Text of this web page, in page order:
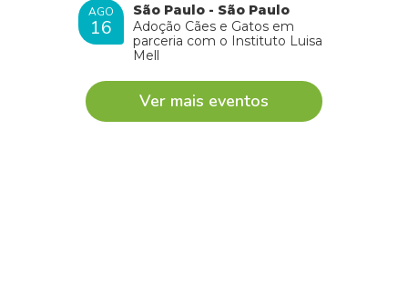
AGO
16
São Paulo - São Paulo
Adoção Cães e Gatos em
parceria com o Instituto Luisa
Mell
Ver mais eventos